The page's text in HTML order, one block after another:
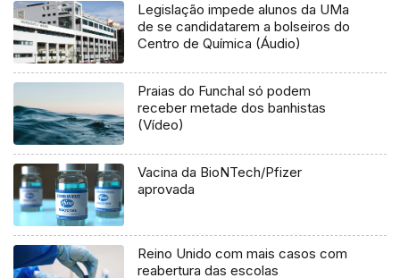
Legislação impede alunos da UMa
de se candidatarem a bolseiros do
Centro de Química (Áudio)
Praias do Funchal só podem
receber metade dos banhistas
(Vídeo)
Vacina da BioNTech/Pfizer
aprovada
Reino Unido com mais casos com
reabertura das escolas